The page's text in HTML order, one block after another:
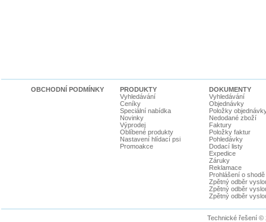
OBCHODNÍ PODMÍNKY
PRODUKTY
Vyhledávání
Ceníky
Speciální nabídka
Novinky
Výprodej
Oblíbené produkty
Nastavení hlídací psi
Promoakce
DOKUMENTY
Vyhledávání
Objednávky
Položky
Nedodané zboží
Faktury
Položky faktur
Pohledávky
Dodací listy
Expedice
Záruky
Reklamace
Prohlášení o shodě
Zpětný odběr
Zpětný odběr
Zpětný odběr
Technické řešení ©